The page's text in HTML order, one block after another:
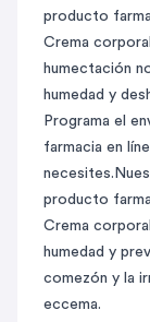
producto
Crema
humectación
humedad y
Programa el
farmacia en
producto
Crema
humedad y
comezón y la
eccema.